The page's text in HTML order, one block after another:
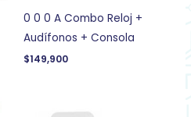
0 0 0 A Combo Reloj +
Audífonos + Consola
$149,900